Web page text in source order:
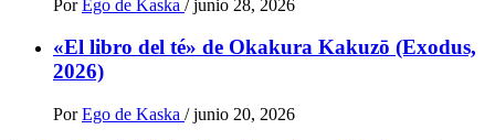
Por Ego de Kaska / junio 28, 2026
«El libro del té» de Okakura Kakuzō (Exodus,
2026)
Por Ego de Kaska / junio 20, 2026